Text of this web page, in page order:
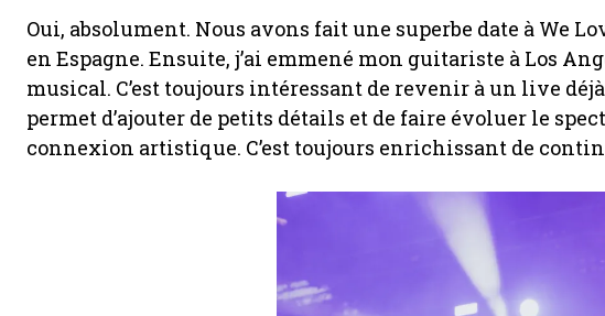
Oui, absolument. Nous avons fait une superbe date à We
en Espagne. Ensuite, j’ai emmené mon guitariste à Los
musical. C’est toujours intéressant de revenir à un live
permet d’ajouter de petits détails et de faire évoluer le
connexion artistique. C’est toujours enrichissant de